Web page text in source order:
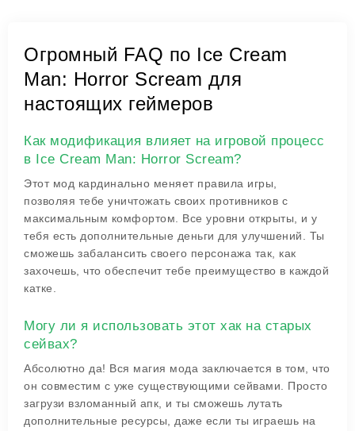
Огромный FAQ по Ice Cream
Man: Horror Scream для
настоящих геймеров
Как модификация влияет на игровой процесс
в Ice Cream Man: Horror Scream?
Этот мод кардинально меняет правила игры,
позволяя тебе уничтожать своих противников с
максимальным комфортом. Все уровни открыты, и у
тебя есть дополнительные деньги для улучшений. Ты
сможешь забалансить своего персонажа так, как
захочешь, что обеспечит тебе преимущество в каждой
катке.
Могу ли я использовать этот хак на старых
сейвах?
Абсолютно да! Вся магия мода заключается в том, что
он совместим с уже существующими сейвами. Просто
загрузи взломанный апк, и ты сможешь лутать
дополнительные ресурсы, даже если ты играешь на